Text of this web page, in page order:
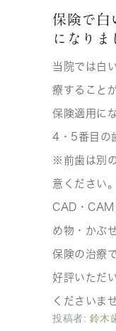
保険で白
になりま
当院では白
療すること
保険適用に
4・5番目の
※前歯は別
意ください。
CAD・CAM
め物・かぶ
保険の治療
好評いただ
くださいませ
投稿者: 鈴木